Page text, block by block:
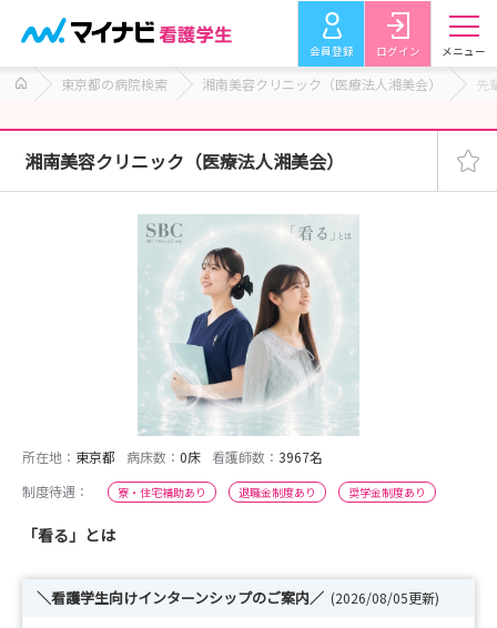
会員登録 ログイン メニュー
東京都の病院検索 湘南美容クリニック（医療法人湘美会） 先
湘南美容クリニック（医療法人湘美会）
所在地： 東京都 病床数： 0床 看護師数： 3967名
制度待遇：
寮・住宅補助あり 退職金制度あり 奨学金制度あり
「看る」とは
＼看護学生向けインターンシップのご案内／ (2026/08/05更新)